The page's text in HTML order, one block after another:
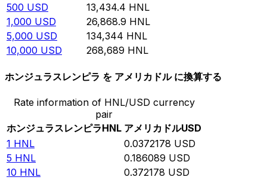
500 USD 13,434.4 HNL
1,000 USD 26,868.9 HNL
5,000 USD 134,344 HNL
10,000 USD 268,689 HNL
ホンジュラスレンピラ を アメリカドル に換算する
Rate information of HNL/USD currency
pair
ホンジュラスレンピラHNL アメリカドルUSD
1 HNL 0.0372178 USD
5 HNL 0.186089 USD
10 HNL 0.372178 USD